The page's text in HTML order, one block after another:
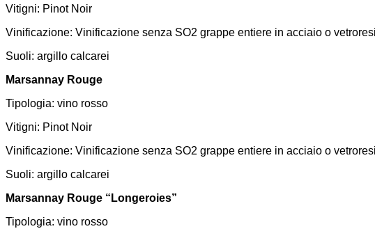
Vitigni: Pinot Noir
Vinificazione: Vinificazione senza SO2 grappe entiere in acciaio o
Suoli: argillo calcarei
Marsannay Rouge
Tipologia: vino rosso
Vitigni: Pinot Noir
Vinificazione: Vinificazione senza SO2 grappe entiere in acciaio o
Suoli: argillo calcarei
Marsannay Rouge “Longeroies”
Tipologia: vino rosso